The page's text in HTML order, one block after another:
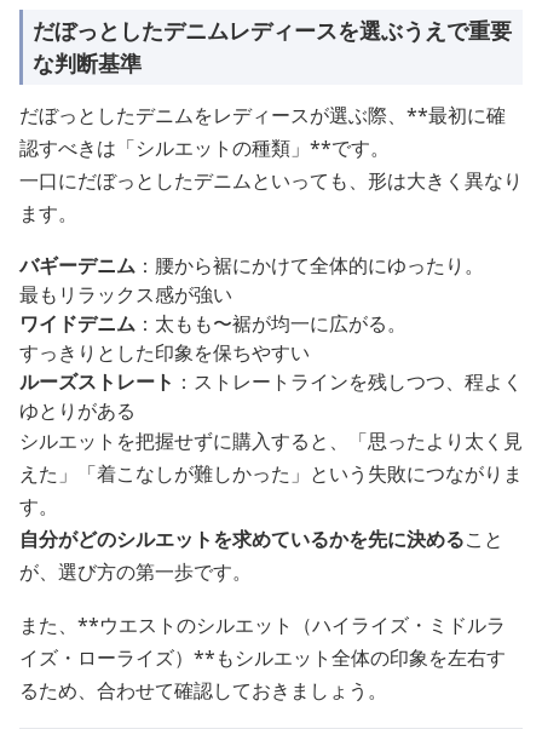
だぼっとしたデニムレディースを選ぶうえで重要
な判断基準
だぼっとしたデニムをレディースが選ぶ際、**最初に確
認すべきは「シルエットの種類」**です。
一口にだぼっとしたデニムといっても、形は大きく異なり
ます。
バギーデニム ：腰から裾にかけて全体的にゆったり。
最もリラックス感が強い
ワイドデニム ：太もも〜裾が均一に広がる。
すっきりとした印象を保ちやすい
ルーズストレート ：ストレートラインを残しつつ、程よく
ゆとりがある
シルエットを把握せずに購入すると、「思ったより太く見
えた」「着こなしが難しかった」という失敗につながりま
す。
自分がどのシルエットを求めているかを先に決めること
が、選び方の第一歩です。
また、**ウエストのシルエット（ハイライズ・ミドルラ
イズ・ローライズ）**もシルエット全体の印象を左右す
るため、合わせて確認しておきましょう。